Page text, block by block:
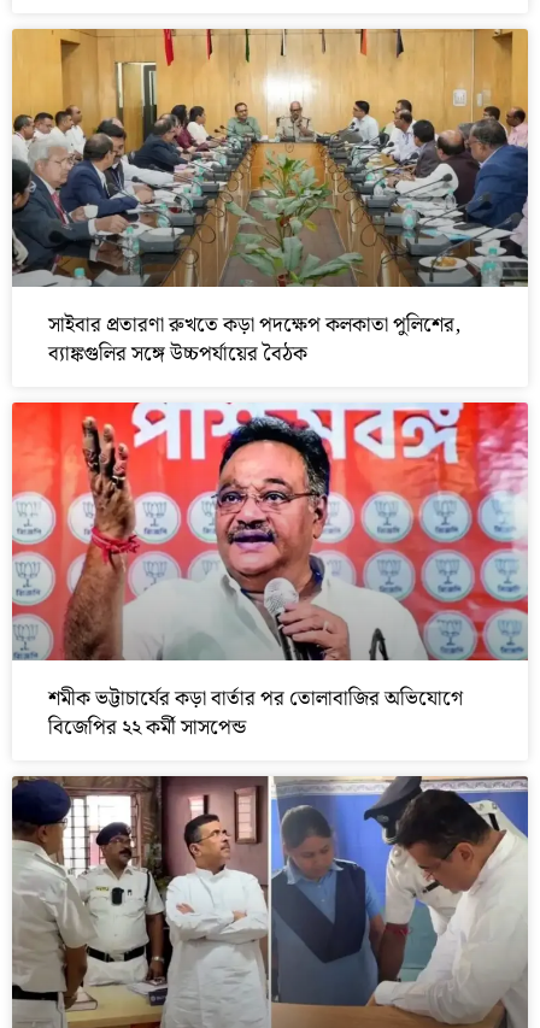
সাইবার প্রতারণা রুখতে কড়া পদক্ষেপ কলকাতা পুলিশের,
ব্যাঙ্কগুলির সঙ্গে উচ্চপর্যায়ের বৈঠক
শমীক ভট্টাচার্যের কড়া বার্তার পর তোলাবাজির অভিযোগে
বিজেপির ২২ কর্মী সাসপেন্ড